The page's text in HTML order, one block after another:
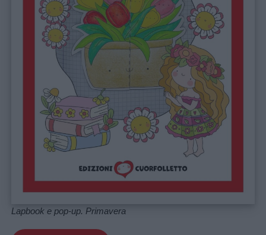
Lapbook e pop-up. Primavera